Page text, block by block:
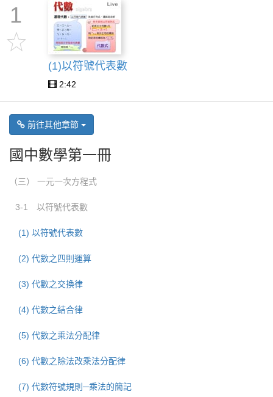
1
(1)以符號代表數
2:42
前往其他章節
國中數學第一冊
（三） 一元一次方程式
3-1 以符號代表數
(1) 以符號代表數
(2) 代數之四則運算
(3) 代數之交換律
(4) 代數之結合律
(5) 代數之乘法分配律
(6) 代數之除法改乘法分配律
(7) 代數符號規則─乘法的簡記